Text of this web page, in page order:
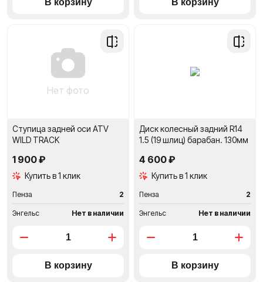
Добавить
Нет фото
Ступица задней оси ATV
WILD TRACK
1 900 ₽
Купить в 1 клик
Пенза 2
Энгельс Нет в наличии
Диск колесный задний R14
1.5 (19 шлиц) барабан. 130мм
4 600 ₽
Купить в 1 клик
Пенза 2
Энгельс Нет в наличии